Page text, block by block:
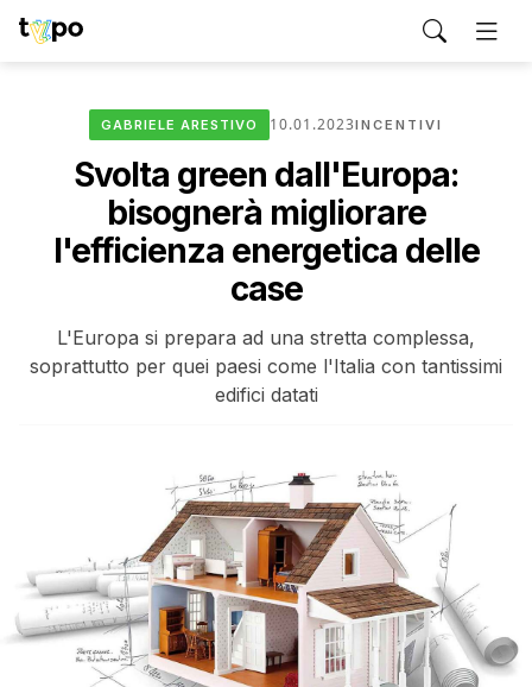
GABRIELE ARESTIVO 10.01.2023INCENTIVI
Svolta green dall'Europa:
bisognerà migliorare
l'efficienza energetica delle
case
L'Europa si prepara ad una stretta complessa,
soprattutto per quei paesi come l'Italia con tantissimi
edifici datati